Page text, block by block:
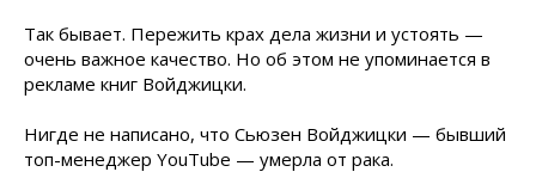
Так бывает. Пережить крах дела жизни и устоять —
очень важное качество. Но об этом не упоминается в
рекламе книг Войджицки.
Нигде не написано, что Сьюзен Войджицки — бывший
топ-менеджер YouTube — умерла от рака.